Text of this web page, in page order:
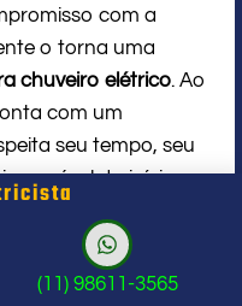
com a
o torna uma
chuveiro elétrico. Ao
com um
seu tempo, seu
do início ao
sinais que
(11) 98611-3565